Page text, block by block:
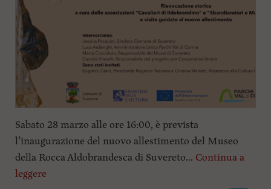
Sabato 28 marzo alle ore 16:00, è prevista
l’inaugurazione del nuovo allestimento del Museo
della Rocca Aldobrandesca di Suvereto... Continua a
leggere